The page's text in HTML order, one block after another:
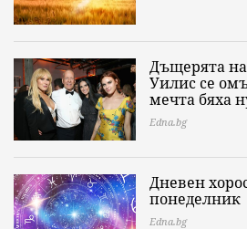
Дъщерята
Уилис се
мечта бяха
Edna.bg
Дневен
понеделник
Edna.bg